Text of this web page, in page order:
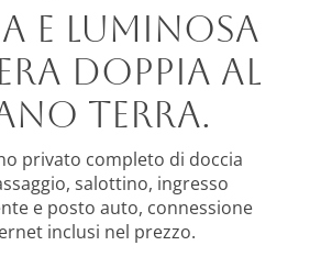
e luminosa
doppia al
terra.
privato completo di doccia
salottino, ingresso
e posto auto, connessione
inclusi nel prezzo.